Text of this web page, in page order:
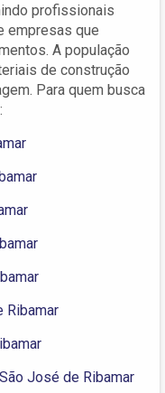
profissionais
empresas que
A população
de construção
Para quem busca
Ribamar
José de Ribamar